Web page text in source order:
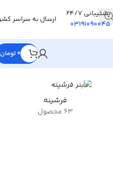
پشتیبانی 24/7
03191090045
ارسال به سراسر
0 تومان
فرشینه
63 محصول